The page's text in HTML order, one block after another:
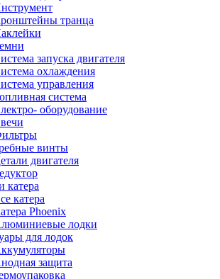
транца
запуска двигателя
охлаждения
управления
система
оборудование
винты
двигателя
катера
катера
Phoenix
лодки
для лодок
защита